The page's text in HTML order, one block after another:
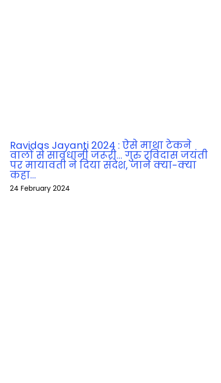
Ravidas Jayanti 2024 : ऐसे माथा टेकने
वालों से सावधानी जरूरी… गुरु रविदास जयंती
पर मायावती ने दिया संदेश, जानें क्‍या-क्‍या
कहा…
24 February 2024